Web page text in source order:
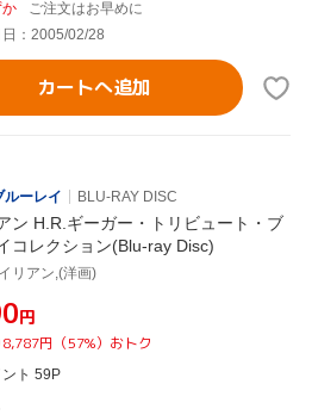
ご注文はお早めに
：2005/02/28
カートへ追加
ルーレイ
BLU-RAY DISC
ン H.R.ギーガー・トリビュート・ブ
コレクション(Blu-ray Disc)
リアン,(洋画)
円
円（57%）おトク
ト 59P